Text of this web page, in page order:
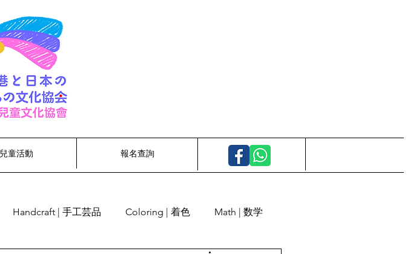
兒童活動 報名查詢
Handcraft | 手工芸品 Coloring | 着色 Math | 数学